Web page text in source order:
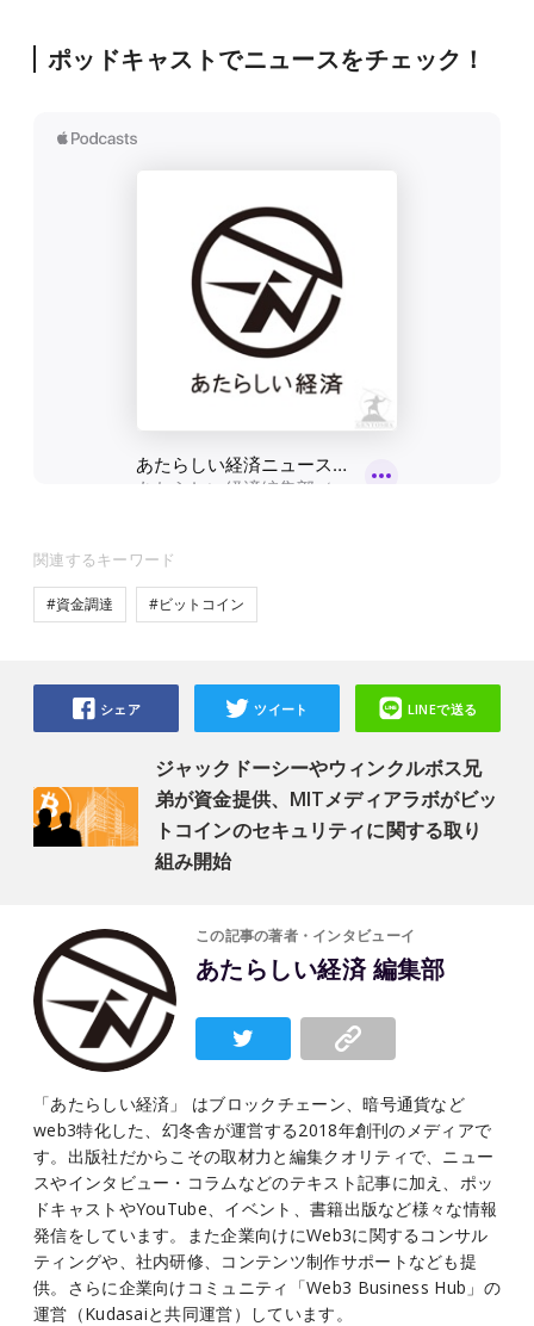
ポッドキャストでニュースをチェック！
関連するキーワード
#資金調達 #ビットコイン
ジャックドーシーやウィンクルボス兄
弟が資金提供、MITメディアラボがビッ
トコインのセキュリティに関する取り
組み開始
シェア ツイート LINEで送る
この記事の著者・インタビューイ
あたらしい経済 編集部
「あたらしい経済」 はブロックチェーン、暗号通貨など
web3特化した、幻冬舎が運営する2018年創刊のメディアで
す。出版社だからこその取材力と編集クオリティで、ニュー
スやインタビュー・コラムなどのテキスト記事に加え、ポッ
ドキャストやYouTube、イベント、書籍出版など様々な情報
発信をしています。また企業向けにWeb3に関するコンサル
ティングや、社内研修、コンテンツ制作サポートなども提
供。さらに企業向けコミュニティ「Web3 Business Hub」の
運営（Kudasaiと共同運営）しています。